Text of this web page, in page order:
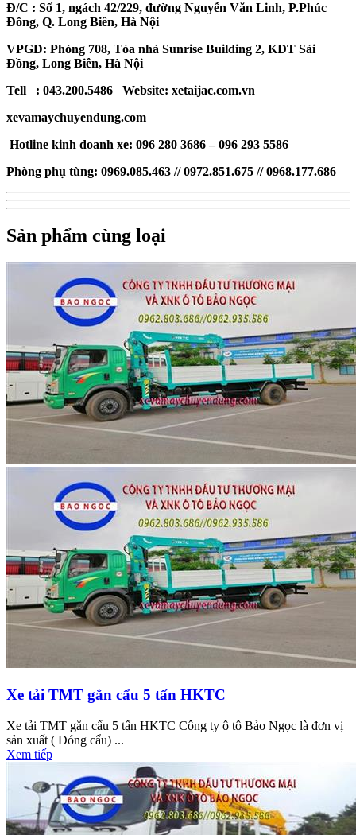
Đ/C : Số 1, ngách 42/229, đường Nguyễn Văn Linh, P.Phúc
Đồng, Q. Long Biên, Hà Nội
VPGD: Phòng 708, Tòa nhà Sunrise Building 2, KĐT Sài
Đồng, Long Biên, Hà Nội
Tell : 043.200.5486 Website: xetaijac.com.vn
xevamaychuyendung.com
Hotline kinh doanh xe: 096 280 3686 – 096 293 5586
Phòng phụ tùng: 0969.085.463 // 0972.851.675 // 0968.177.686
Sản phẩm cùng loại
Xe tải TMT gắn cẩu 5 tấn HKTC
Xe tải TMT gắn cẩu 5 tấn HKTC Công ty ô tô Bảo Ngọc là đơn vị
sản xuất ( Đóng cẩu) ...
Xem tiếp